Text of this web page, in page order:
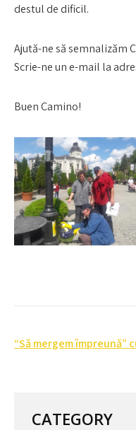
destul de dificil.
Ajută-ne să semnalizăm
Scrie-ne un e-mail la
Buen Camino!
Post
“Să mergem împreună”
CATEGORY